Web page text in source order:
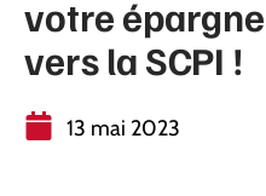
votre
vers la SCPI !
13 mai 2023